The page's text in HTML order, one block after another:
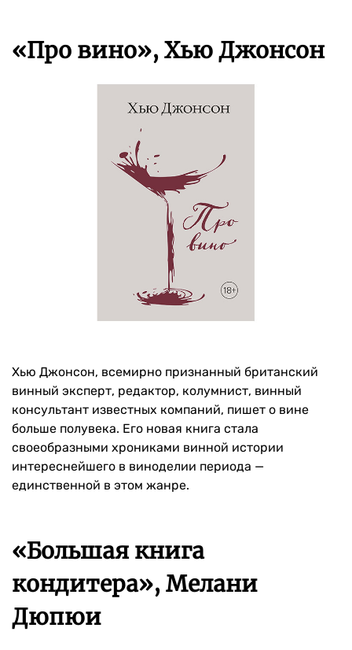
«Про вино», Хью Джонсон
Хью Джонсон, всемирно признанный британский
винный эксперт, редактор, колумнист, винный
консультант известных компаний, пишет о вине
больше полувека. Его новая книга стала
своеобразными хрониками винной истории
интереснейшего в виноделии периода —
единственной в этом жанре.
«Большая книга
кондитера», Мелани
Дюпюи